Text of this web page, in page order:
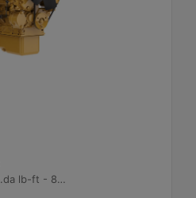
60.7 1.600 dev/dk.da lb-ft - 82.3 1.600 dev/dk.da Nm